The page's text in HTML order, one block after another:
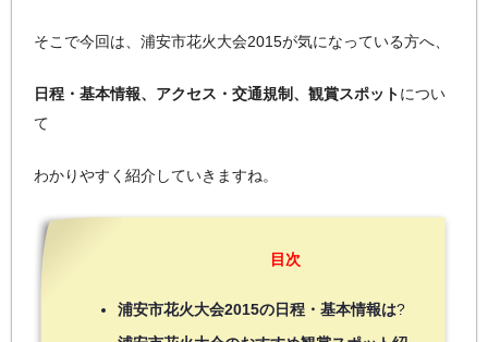
そこで今回は、浦安市花火大会2015が気になっている方へ、
日程・基本情報、アクセス・交通規制、観賞スポットについ
て
わかりやすく紹介していきますね。
目次
浦安市花火大会2015の日程・基本情報は?